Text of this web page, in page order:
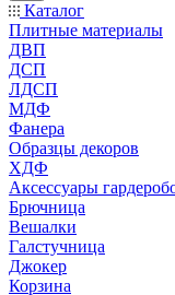
Каталог
Плитные материалы
ДВП
ДСП
ЛДСП
МДФ
Фанера
Образцы декоров
ХДФ
Аксессуары
Брючница
Вешалки
Галстучница
Джокер
Корзина